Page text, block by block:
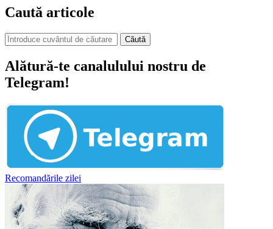
Caută articole
Căută
Alătură-te canalulului nostru de
Telegram!
Recomandările zilei